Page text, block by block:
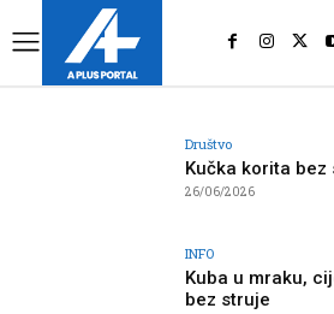
Društvo
Kučka korita bez
26/06/2026
INFO
Kuba u mraku,
bez struje